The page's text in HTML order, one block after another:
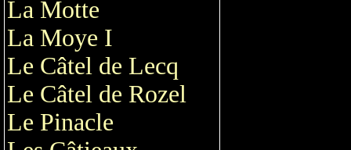
La Motte
La Moye I
Le Câtel de Lecq
Le Câtel de Rozel
Le Pinacle